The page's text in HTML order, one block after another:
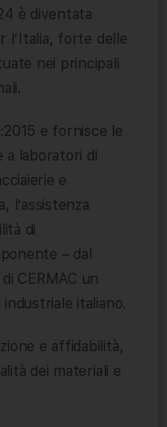
è diventata
l’Italia, forte delle
nei principali
e fornisce le
a laboratori di
e
l’assistenza
di
– dal
CERMAC un
italiano.
e affidabilità,
dei materiali e